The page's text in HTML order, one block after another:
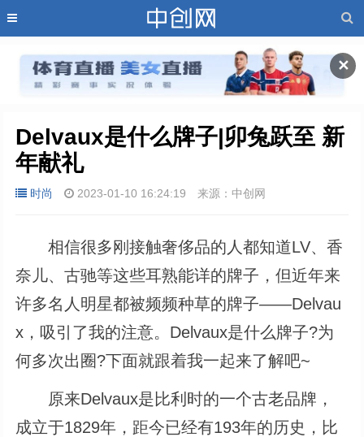
✕
Delvaux是什么牌子|卯兔跃至 新
年献礼
时尚 2023-01-10 16:24:19 来源：中创网
相信很多刚接触奢侈品的人都知道LV、香
奈儿、古驰等这些耳熟能详的牌子，但近年来
许多名人明星都被频频种草的牌子——Delvau
x，吸引了我的注意。Delvaux是什么牌子?为
何多次出圈?下面就跟着我一起来了解吧~
原来Delvaux是比利时的一个古老品牌，
成立于1829年，距今已经有193年的历史，比